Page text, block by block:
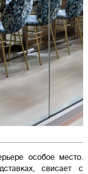
особое место.
свисает с